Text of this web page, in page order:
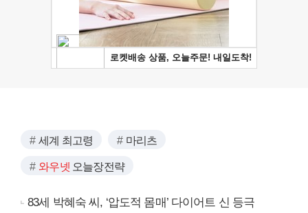
세계 최고령 마리츠
와우넷 오늘장전략
83세 박혜숙 씨, ‘압도적 몸매’ 다이어트 신 등극